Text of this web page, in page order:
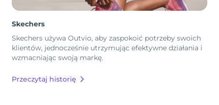
Skechers
Skechers używa Outvio, aby zaspokoić potrzeby swoich
klientów, jednocześnie utrzymując efektywne działania i
wzmacniając swoją markę.
Przeczytaj historię